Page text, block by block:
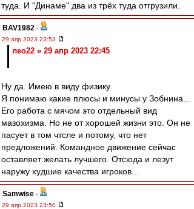
туда. И "Динаме" два из трёх туда отгрузили.
BAV1982 -
29 апр 2023 23:53
лео22 » 29 апр 2023 22:45
Ну да. Имею в виду физику.
Я понимаю какие плюсы и минусы у Зобнина...
Его работа с мячом это отдельный вид
мазохизма. Но не от хорошей жизни это. Он не
пасует в том чтсле и потому, что нет
предложений. Командное движение сейчас
оставляет желать лучшего. Отсюда и лезут
наружу худшие качества игроков...
Samwise -
29 апр 2023 23:50